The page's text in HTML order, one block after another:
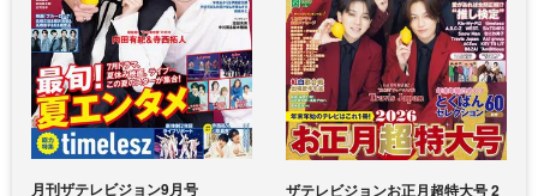
月刊ザテレビジョン9月号
ザテレビジョンお正月超特大号 2